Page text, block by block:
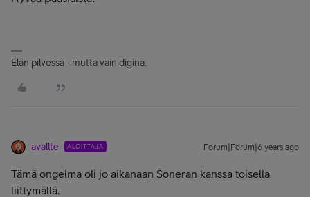
Elän pilvessä - mutta vain diginä.
avallte ALOITTAJA Forum|Forum|6 years ago
Tämä ongelma oli jo aikanaan Soneran kanssa toisella
liittymällä.